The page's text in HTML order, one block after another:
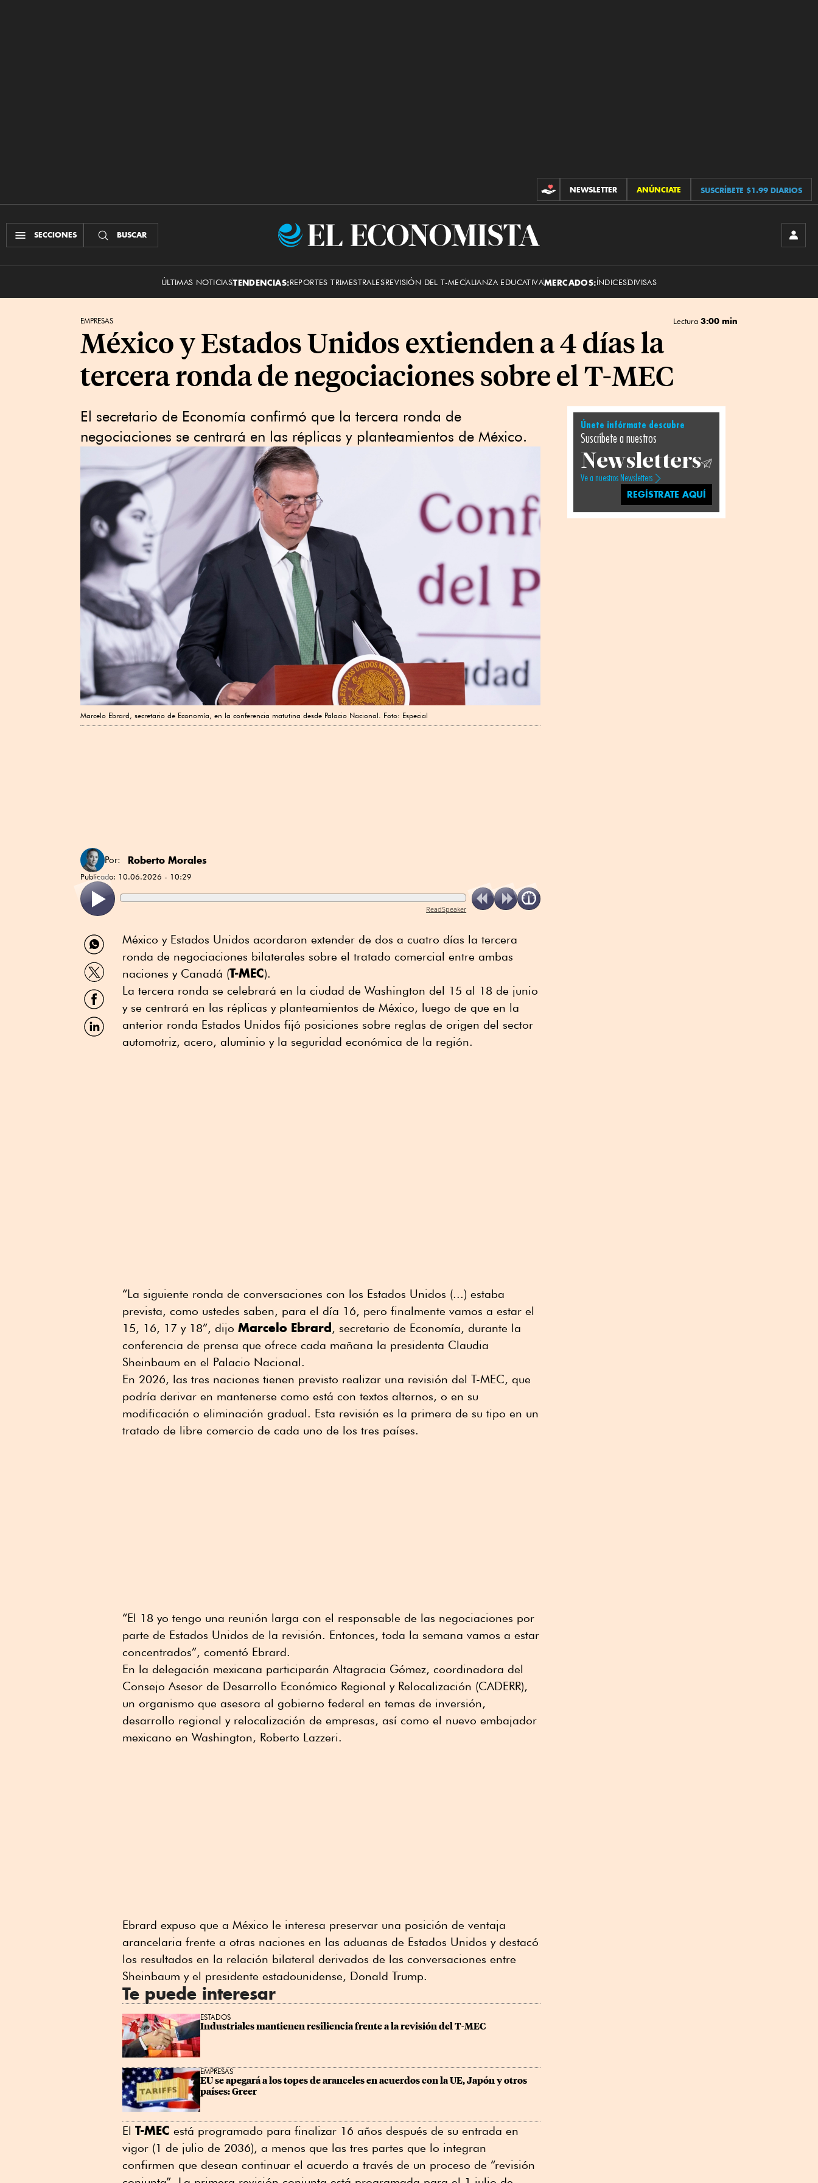
CONTRIBUCIONES
NEWSLETTER ANÚNCIATE SUSCRÍBETE $1.99 DIARIOS
SECCIONES BUSCAR
El
ÚLTIMAS NOTICIASTENDENCIAS:REPORTES TRIMESTRALESREVISIÓN DEL T-MECALIANZA EDUCATIVAMERCADOS:ÍNDICESDIVISAS
EMPRESAS Lectura 3:00 min
México y Estados Unidos extienden a 4 días la
tercera ronda de negociaciones sobre el T-MEC
El secretario de Economía confirmó que la tercera ronda de
negociaciones se centrará en las réplicas y planteamientos de México.
Marcelo Ebrard, secretario de Economía, en la conferencia matutina desde Palacio Nacional. Foto: Especial
Por: Roberto Morales
Publicado: 10.06.2026 - 10:29
ReadSpeaker
Compartir
por
WhatsApp
Compartir
por
Twitter
Compartir
por
Facebook
Compartir
por
México y Estados Unidos acordaron extender de dos a cuatro días la tercera
ronda de negociaciones bilaterales sobre el tratado comercial entre ambas
naciones y Canadá (T-MEC).
La tercera ronda se celebrará en la ciudad de Washington del 15 al 18 de junio
y se centrará en las réplicas y planteamientos de México, luego de que en la
anterior ronda Estados Unidos fijó posiciones sobre reglas de origen del sector
automotriz, acero, aluminio y la seguridad económica de la región.
“La siguiente ronda de conversaciones con los Estados Unidos (...) estaba
prevista, como ustedes saben, para el día 16, pero finalmente vamos a estar el
15, 16, 17 y 18”, dijo Marcelo Ebrard , secretario de Economía, durante la
conferencia de prensa que ofrece cada mañana la presidenta Claudia
Sheinbaum en el Palacio Nacional.
En 2026, las tres naciones tienen previsto realizar una revisión del T-MEC, que
podría derivar en mantenerse como está con textos alternos, o en su
modificación o eliminación gradual. Esta revisión es la primera de su tipo en un
tratado de libre comercio de cada uno de los tres países.
“El 18 yo tengo una reunión larga con el responsable de las negociaciones por
parte de Estados Unidos de la revisión. Entonces, toda la semana vamos a estar
concentrados”, comentó Ebrard.
En la delegación mexicana participarán Altagracia Gómez, coordinadora del
Consejo Asesor de Desarrollo Económico Regional y Relocalización (CADERR),
un organismo que asesora al gobierno federal en temas de inversión,
desarrollo regional y relocalización de empresas, así como el nuevo embajador
mexicano en Washington, Roberto Lazzeri.
Ebrard expuso que a México le interesa preservar una posición de ventaja
arancelaria frente a otras naciones en las aduanas de Estados Unidos y destacó
los resultados en la relación bilateral derivados de las conversaciones entre
Sheinbaum y el presidente estadounidense, Donald Trump.
Te puede interesar
ESTADOS
Industriales mantienen resiliencia frente a la revisión del T-MEC
EMPRESAS
EU se apegará a los topes de aranceles en acuerdos con la UE, Japón y otros
países: Greer
El T-MEC está programado para finalizar 16 años después de su entrada en
vigor (1 de julio de 2036), a menos que las tres partes que lo integran
confirmen que desean continuar el acuerdo a través de un proceso de “revisión
Únete infórmate descubre
Suscríbete a nuestros
Newsletters
Ve a nuestros Newsletters
REGÍSTRATE AQUÍ